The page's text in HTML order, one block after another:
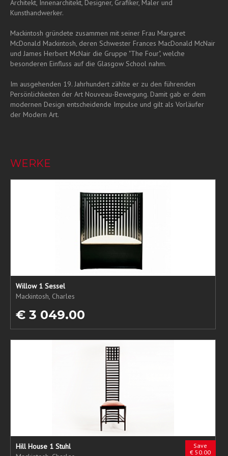
Architekt, Innenarchitekt, Designer, Grafiker, Maler und
Kunsthandwerker.
Mackintosh gründete zusammen mit seiner Frau Margaret
McDonald Mackintosh, deren Schwester Frances MacDonald McNair
und James Herbert McNair die Gruppe "The Four", welche
besonderen Einfluss auf die Glasgow School nahm.
Im ausgehenden 19. Jahrhundert zählte er zu den führenden
Persönlichkeiten der Art Nouveau-Bewegung. Damit gab er dem
modernen Design entscheidende Impulse und gilt als Vorläufer
der Modern Art.
WERKE
Willow 1 Sessel
Mackintosh, Charles
€ 3 049.00
Save
€ 50.00
Hill House 1 Stuhl